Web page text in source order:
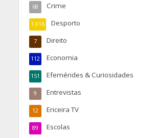
Crime
68
Desporto
1.016
Direito
7
Economia
112
Efemérides & Curiosidades
151
Entrevistas
9
Ericeira TV
12
Escolas
89